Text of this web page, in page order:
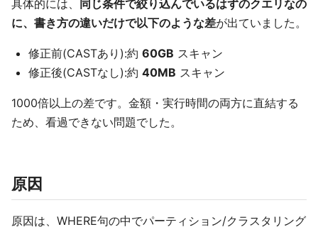
具体的には、
同じ条件で絞り込んでいるはずのクエリなの
に、書き方の違いだけで以下のような差が出ていました。
修正前(CASTあり):約 60GB スキャン
修正後(CASTなし):約 40MB スキャン
1000倍以上の差です。金額・実行時間の両方に直結する
ため、看過できない問題でした。
原因
原因は、WHERE句の中でパーティション/クラスタリング